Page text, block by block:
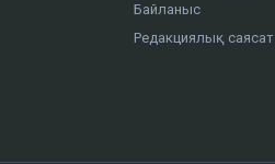
Байланыс
Редакциялық саясат